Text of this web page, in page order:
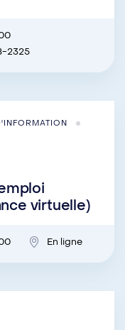
2325
virtuelle)
En ligne